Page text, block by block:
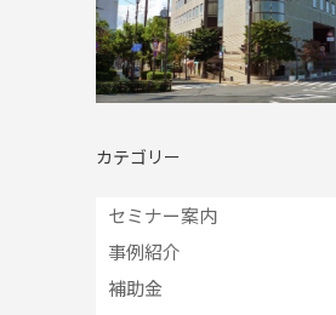
カテゴリー
セミナー案内
事例紹介
補助金